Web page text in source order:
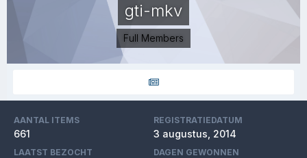
gti-mkv
Full Members
AANTAL ITEMS
661
REGISTRATIEDATUM
3 augustus, 2014
LAATST BEZOCHT DAGEN GEWONNEN